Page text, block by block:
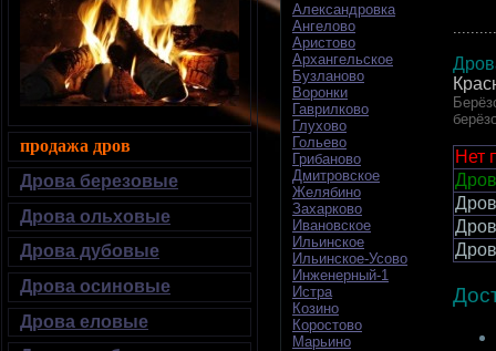
Александровка
Ангелово
Аристово
Архангельское
Бузланово
Воронки
Гаврилково
Глухово
Гольево
Грибаново
Дмитровское
Желябино
Захарково
Ивановское
Ильинское
Ильинское-Усово
Инженерный-1
Истра
Козино
Коростово
Марьино
Нет
продажа дров
Дрова березовые
Дрова ольховые
Дрова дубовые
Дрова осиновые
Дрова еловые